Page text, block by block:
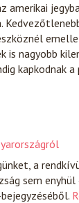
amerikai
nagyobb
kapkodnak a
a
sem